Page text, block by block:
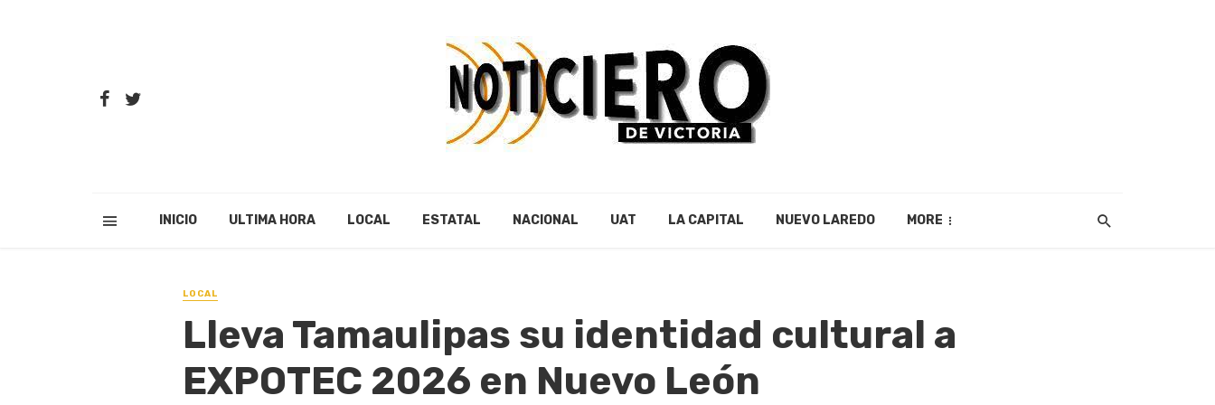
INICIO ULTIMA HORA LOCAL ESTATAL NACIONAL UAT LA CAPITAL NUEVO LAREDO MORE
LOCAL
Lleva Tamaulipas su identidad cultural a
EXPOTEC 2026 en Nuevo León